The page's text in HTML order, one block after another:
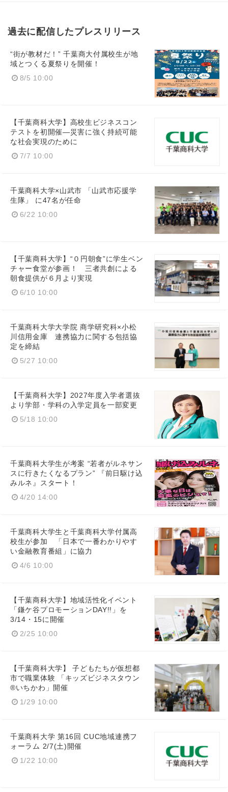
過去に配信したプレスリリース
“街が教材だ！” 千葉商大付属校生が地
域とつくる夏祭りを開催！
8/5 10:00
【千葉商科大学】高校生ビジネスコン
テストを初開催―災害に強く持続可能
な社会実現のために
7/7 10:00
千葉商科大学×山武市 「山武市応援学
生隊」 に47名が任命
6/22 10:00
【千葉商科大学】“０円朝食”に学生ベン
チャー食堂が参画！ 三者共創による
朝食提供が６月より実現
6/10 10:00
千葉商科大学大学院 商学研究科×小松
川信用金庫 連携協力に関する包括協
定を締結
5/27 10:00
【千葉商科大学】2027年度入学者選抜
より学部・学科の入学定員を一部変更
5/18 10:00
千葉商科大学生が考案 “若者がルネサン
スに行きたくなるプラン” 『前日駆け込
みルネ』スタート！
4/20 14:00
千葉商科大学生と千葉商科大学付属高
校生が参加 「日本で一番わかりやす
い金融教育番組」に協力
4/6 10:00
【千葉商科大学】地域活性化イベント
「鎌ケ谷プロモーションDAY!!」を
3/14・15に開催
2/25 10:00
【千葉商科大学】 子どもたちが仮想都
市で職業体験 「キッズビジネスタウン
®いちかわ」開催
1/29 10:00
千葉商科大学 第16回 CUC地域連携フ
ォーラム 2/7(土)開催
1/22 10:00